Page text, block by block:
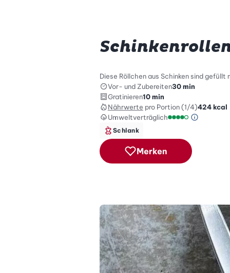
Diese Röllchen aus Schinken sind
Vor- und Zubereiten30 min
Gratinieren10 min
Nährwerte pro Portion (1/4)424 kcal
Umweltverträglich
Green
Schlank
Merken